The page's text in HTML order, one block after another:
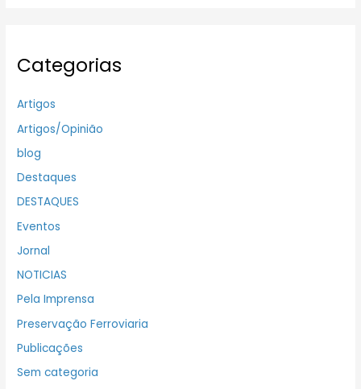
Categorias
Artigos
Artigos/Opinião
blog
Destaques
DESTAQUES
Eventos
Jornal
NOTICIAS
Pela Imprensa
Preservação Ferroviaria
Publicações
Sem categoria